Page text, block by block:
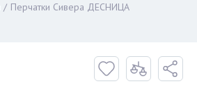
Перчатки Сивера ДЕСНИЦА